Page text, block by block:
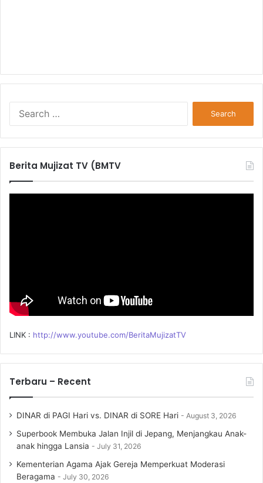
r
f
o
Berita Mujizat TV (BMTV
LINK : http://www.youtube.com/BeritaMujizatTV
Terbaru – Recent
DINAR di PAGI Hari vs. DINAR di SORE Hari August 3, 2026
Superbook Membuka Jalan Injil di Jepang, Menjangkau Anak-
anak hingga Lansia
July 31, 2026
Kementerian Agama Ajak Gereja Memperkuat Moderasi
Beragama
July 30, 2026